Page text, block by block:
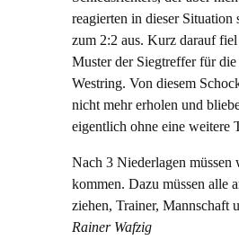
reagierten in dieser Situation
zum 2:2 aus. Kurz darauf
Muster der Siegtreffer für
Westring. Von diesem
nicht mehr erholen und
eigentlich ohne eine weitere
Nach 3 Niederlagen
kommen. Dazu müssen alle
ziehen, Trainer, Mannschaft
Rainer Wafzig